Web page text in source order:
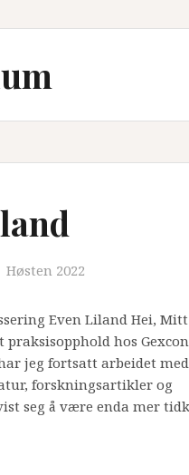
Høsten 2022
Even Liland Hei,
hos
jeg fortsatt arbeidet
forskningsartikler og
seg å være enda mer